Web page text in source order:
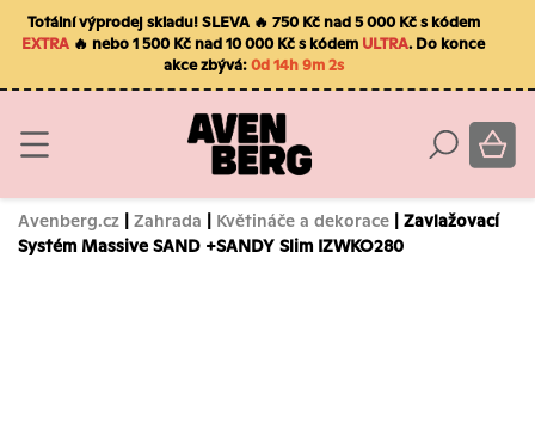
Totální výprodej skladu! SLEVA 🔥 750 Kč nad 5 000 Kč s kódem
EXTRA 🔥 nebo 1 500 Kč nad 10 000 Kč s kódem ULTRA. Do konce
akce zbývá:0d 14h 9m 2s
Avenberg.cz | Zahrada | Květináče a dekorace | Zavlažovací
Systém Massive SAND +SANDY Slim IZWKO280